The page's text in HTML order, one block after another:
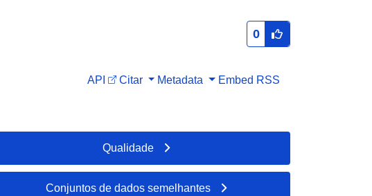
0
API Citar Metadata Embed RSS
Qualidade
Conjuntos de dados semelhantes